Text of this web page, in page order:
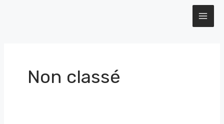
Non classé